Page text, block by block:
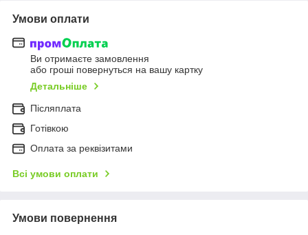
Умови оплати
Ви отримаєте замовлення
або гроші повернуться на вашу картку
Детальніше
Післяплата
Готівкою
Оплата за реквізитами
Всі умови оплати
Умови повернення